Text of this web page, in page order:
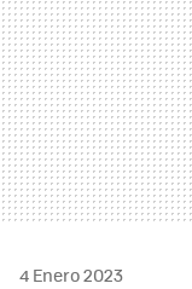
4 Enero 2023